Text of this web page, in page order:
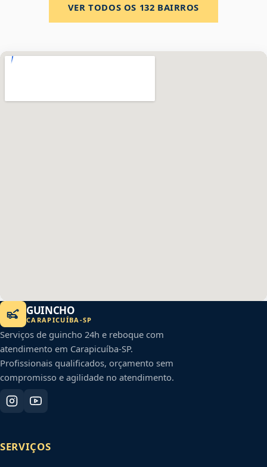
VER TODOS OS 132 BAIRROS
GUINCHO
CARAPICUÍBA -SP
Serviços de guincho 24h e reboque com
atendimento em Carapicuíba-SP.
Profissionais qualificados, orçamento sem
compromisso e agilidade no atendimento.
SERVIÇOS